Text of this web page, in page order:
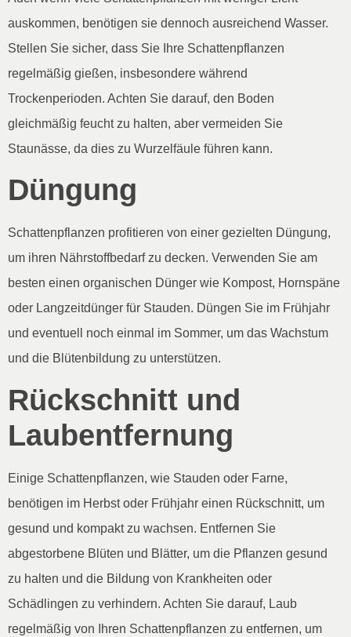
auskommen, benötigen sie dennoch ausreichend Wasser.
Stellen Sie sicher, dass Sie Ihre Schattenpflanzen
regelmäßig gießen, insbesondere während
Trockenperioden. Achten Sie darauf, den Boden
gleichmäßig feucht zu halten, aber vermeiden Sie
Staunässe, da dies zu Wurzelfäule führen kann.
Düngung
Schattenpflanzen profitieren von einer gezielten Düngung,
um ihren Nährstoffbedarf zu decken. Verwenden Sie am
besten einen organischen Dünger wie Kompost, Hornspäne
oder Langzeitdünger für Stauden. Düngen Sie im Frühjahr
und eventuell noch einmal im Sommer, um das Wachstum
und die Blütenbildung zu unterstützen.
Rückschnitt und
Laubentfernung
Einige Schattenpflanzen, wie Stauden oder Farne,
benötigen im Herbst oder Frühjahr einen Rückschnitt, um
gesund und kompakt zu wachsen. Entfernen Sie
abgestorbene Blüten und Blätter, um die Pflanzen gesund
zu halten und die Bildung von Krankheiten oder
Schädlingen zu verhindern. Achten Sie darauf, Laub
regelmäßig von Ihren Schattenpflanzen zu entfernen, um